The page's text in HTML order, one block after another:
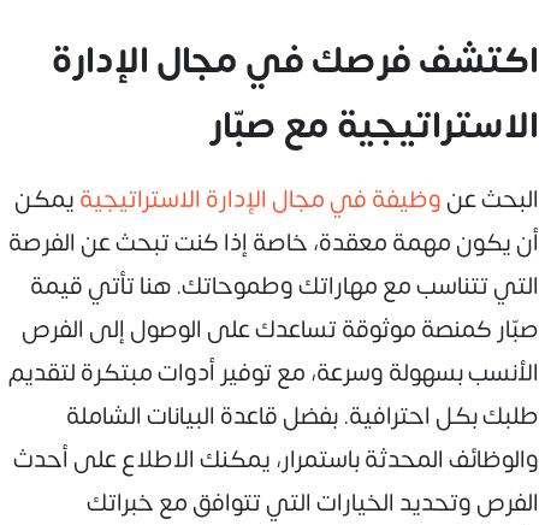
اكتشف فرصك في مجال الإدارة
الاستراتيجية مع صبّار
البحث عنوظيفة في مجال الإدارة الاستراتيجيةيمكن
أن يكون مهمة معقدة، خاصة إذا كنت تبحث عن الفرصة
التي تتناسب مع مهاراتك وطموحاتك. هنا تأتي قيمة
صبّار كمنصة موثوقة تساعدك على الوصول إلى الفرص
الأنسب بسهولة وسرعة، مع توفير أدوات مبتكرة لتقديم
طلبك بكل احترافية. بفضل قاعدة البيانات الشاملة
والوظائف المحدثة باستمرار، يمكنك الاطلاع على أحدث
الفرص وتحديد الخيارات التي تتوافق مع خبراتك